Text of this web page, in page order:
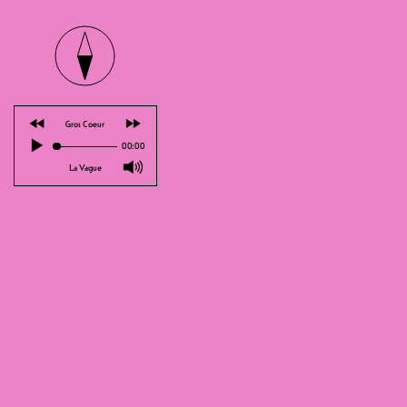
⏪ Gros Coeur
⏩
▶
00:00
La Vague 🔊
FOR
Drei Tage vor Herbstbeginn bieten
vernichtendes Schachmatt mit
Temperatur bleibt. Homies-Party
Abend im Zeichen Freiburger Hip-